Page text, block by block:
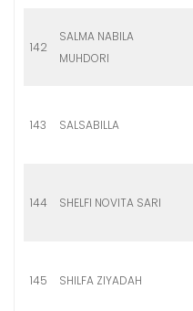
142
SALMA NABILA
MUHDORI
143 SALSABILLA
144 SHELFI NOVITA SARI
145 SHILFA ZIYADAH